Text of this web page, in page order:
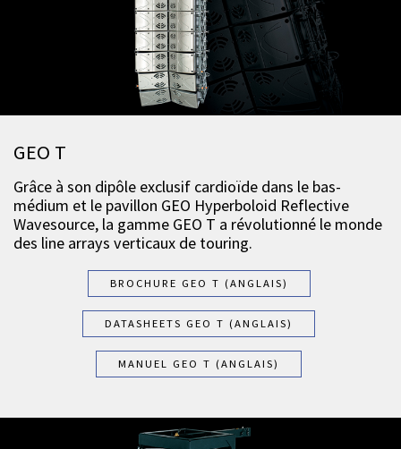
GEO T
Grâce à son dipôle exclusif cardioïde dans le bas-
médium et le pavillon GEO Hyperboloid Reflective
Wavesource, la gamme GEO T a révolutionné le monde
des line arrays verticaux de touring.
BROCHURE GEO T (ANGLAIS)
DATASHEETS GEO T (ANGLAIS)
MANUEL GEO T (ANGLAIS)